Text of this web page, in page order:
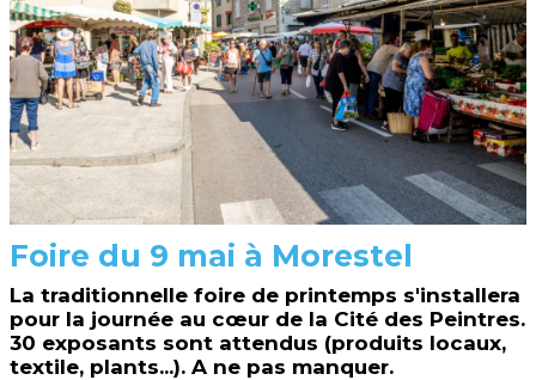
Foire du 9 mai à Morestel
La traditionnelle foire de printemps s'installera
pour la journée au cœur de la Cité des Peintres.
30 exposants sont attendus (produits locaux,
textile, plants...). A ne pas manquer.